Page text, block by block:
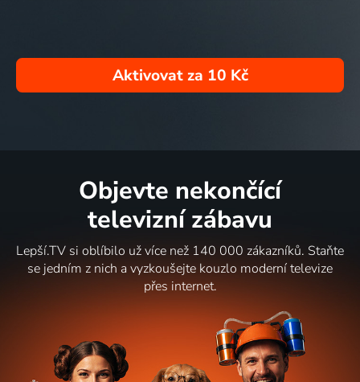
Aktivovat za 10 Kč
Objevte nekončící
televizní zábavu
Lepší.TV si oblíbilo už více než 140 000 zákazníků. Staňte
se jedním z nich a vyzkoušejte kouzlo moderní televize
přes internet.